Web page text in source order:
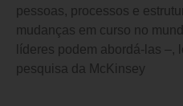
pessoas, processos e
mudanças em curso no
líderes podem abordá-las –,
pesquisa da McKinsey